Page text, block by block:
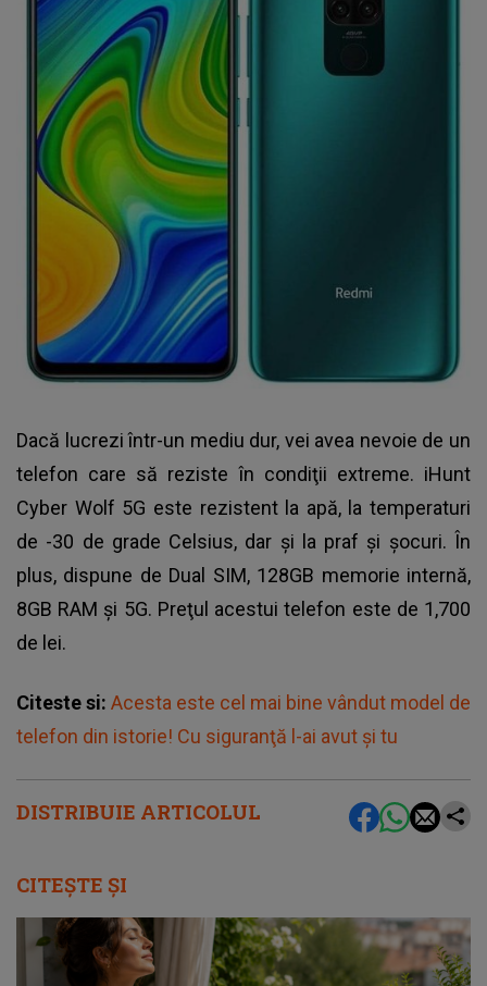
DISTRIBUIE ARTICOLUL
Dacă lucrezi într-un mediu dur, vei avea nevoie de un
telefon care să reziste în condiţii extreme. iHunt
Cyber Wolf 5G este rezistent la apă, la temperaturi
de -30 de grade Celsius, dar şi la praf şi şocuri. În
plus, dispune de Dual SIM, 128GB memorie internă,
8GB RAM şi 5G. Preţul acestui telefon este de 1,700
de lei.
Citeste si: Acesta este cel mai bine vândut model de
telefon din istorie! Cu siguranţă l-ai avut şi tu
CITEȘTE ȘI